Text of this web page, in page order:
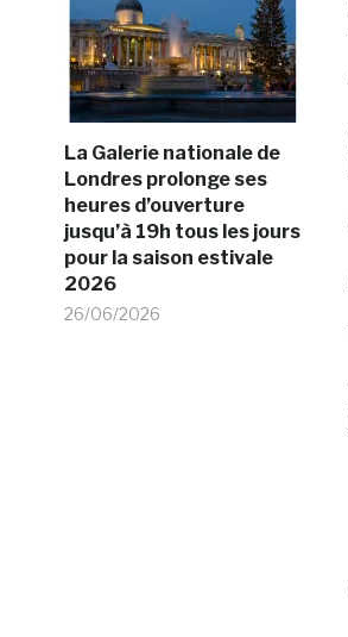
La Galerie nationale de
Londres prolonge ses
heures d’ouverture
jusqu’à 19h tous les jours
pour la saison estivale
2026
26/06/2026